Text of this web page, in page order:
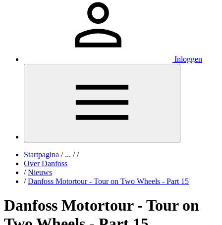
Inloggen
Startpagina /... / /
Over Danfoss
/ Nieuws
/ Danfoss Motortour - Tour on Two Wheels - Part 15
Danfoss Motortour - Tour on